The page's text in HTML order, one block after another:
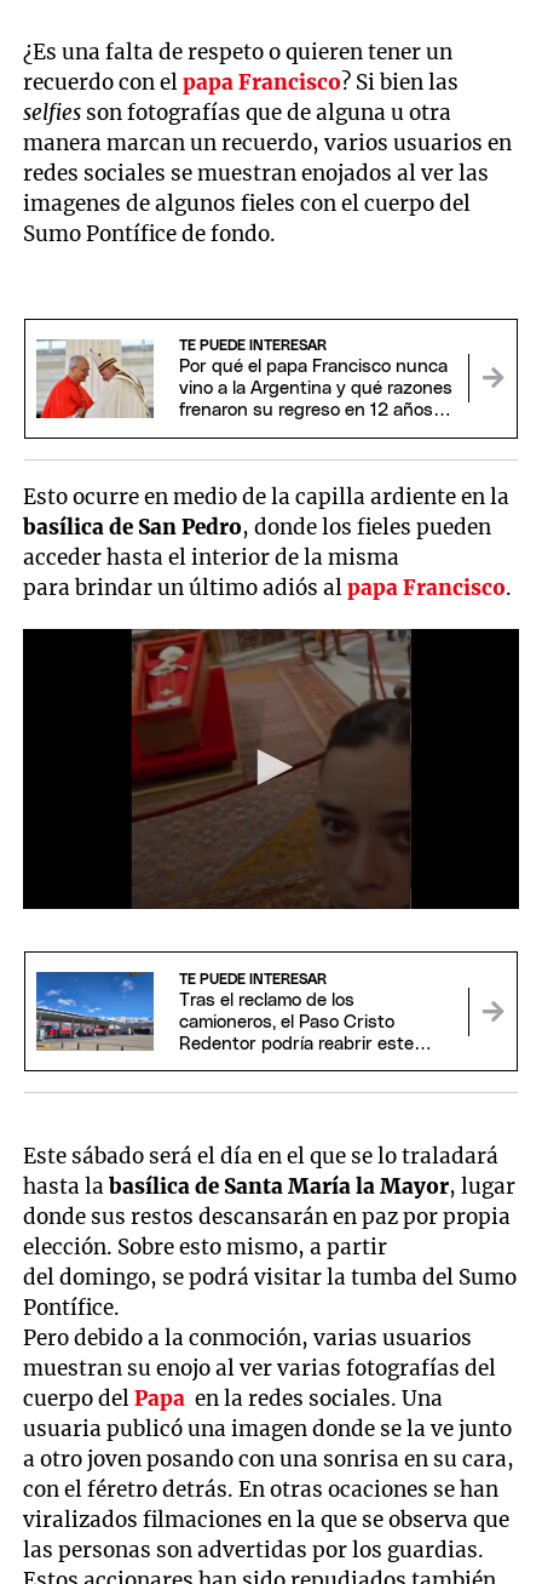
¿Es una falta de respeto o quieren tener un
recuerdo con elpapa Francisco? Si bien las
selfies son fotografías que de alguna u otra
manera marcan un recuerdo, varios usuarios en
redes sociales se muestran enojados al ver las
imagenes de algunos fieles con el cuerpo del
Sumo Pontífice de fondo.
TE PUEDE INTERESAR
Por qué el papa Francisco nunca
vino a la Argentina y qué razones
frenaron su regreso en 12 años
Esto ocurre en medio de la capilla ardiente en la
basílica de San Pedro, donde los fieles pueden
acceder hasta el interior de la misma
para brindar un último adiós alpapa Francisco.
of
24
seconds
TE PUEDE INTERESAR
Tras el reclamo de los
camioneros, el Paso Cristo
Redentor podría reabrir este
Este sábado será el día en el que se lo traladará
hasta labasílica de Santa María la Mayor, lugar
donde sus restos descansarán en paz por propia
elección. Sobre esto mismo, a partir
del domingo, se podrá visitar la tumba del Sumo
Pontífice.
Pero debido a la conmoción, varias usuarios
muestran su enojo al ver varias fotografías del
cuerpo delPapa en la redes sociales. Una
usuaria publicó una imagen donde se la ve junto
a otro joven posando con una sonrisa en su cara,
con el féretro detrás. En otras ocaciones se han
viralizados filmaciones en la que se observa que
las personas son advertidas por los guardias.